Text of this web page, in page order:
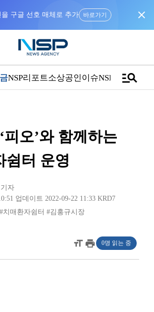
을 구글 선호 매체로 추가 바로가기 close
NSP리포트소상공인이슈NSPTVmanage_search
피오’와 함께하는
쉼터 운영
자
업데이트 2022-09-22 11:33 KRD7
#치매환자쉼터 #김홍규시장
format_sizeprint 0명 읽는 중